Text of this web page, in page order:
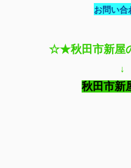
お問い合
☆★秋田市新屋
↓
秋田市新